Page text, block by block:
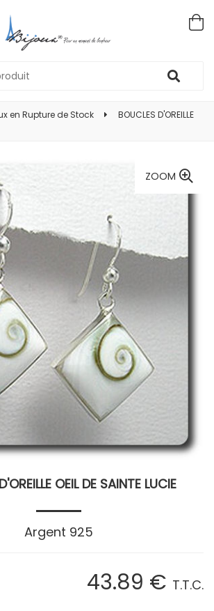
en Rupture de Stock
BOUCLES D'OREILLE
ZOOM
OEIL DE SAINTE LUCIE
Argent 925
43.89 € T.T.C.